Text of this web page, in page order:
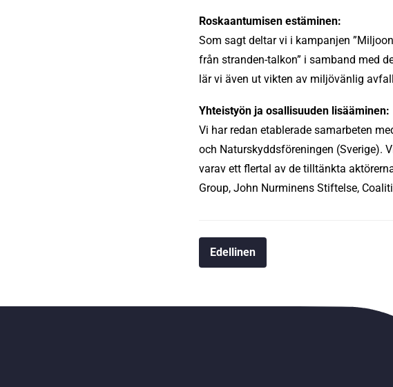
Roskaantumisen estäminen:
Som sagt deltar vi i kampanjen
från stranden-talkon” i samband med
lär vi även ut vikten av miljövänlig
Yhteistyön ja osallisuuden lisääminen:
Vi har redan etablerade samarbeten
och Naturskyddsföreningen (Sverige).
varav ett flertal av de tilltänkta
Group, John Nurminens Stiftelse,
Edellinen